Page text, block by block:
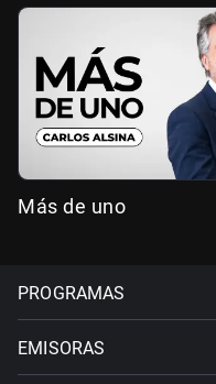
Más de uno
PROGRAMAS
EMISORAS